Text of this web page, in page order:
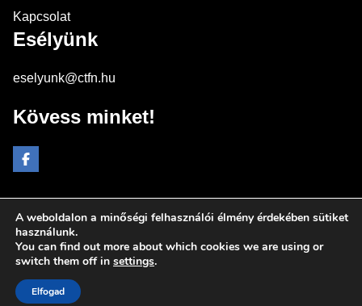
Kapcsolat
Esélyünk
eselyunk@ctfn.hu
Kövess minket!
Copyright © 2024 eselyunk.hu. Minden jog fenntartva.
Általános Szerződési Feltételek
Adatkezelési Nyilatkozat
A weboldalon a minőségi felhasználói élmény érdekében sütiket
használunk.
You can find out more about which cookies we are using or
switch them off in settings.
Elfogad